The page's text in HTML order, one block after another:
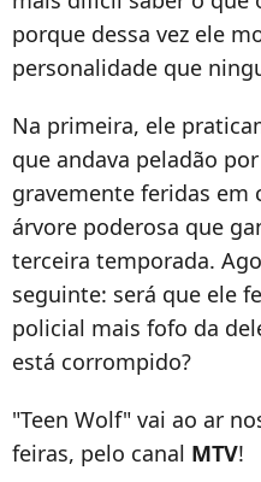
porque dessa vez ele
personalidade que
Na primeira, ele
que andava peladão
gravemente feridas em
árvore poderosa que
terceira temporada.
seguinte: será que ele
policial mais fofo da
está corrompido?
"Teen Wolf" vai ao ar
feiras, pelo canal MTV!